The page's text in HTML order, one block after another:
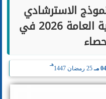
الاسترشادي
الثاني لامتحانات الثانوية العامة 2026 في
مـ 25 رمضان 1447
هـ